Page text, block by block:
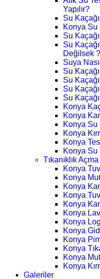
Yapılır?
Su
Konya Su
Su
Su
Değilsek ?
Suya
Su
Su
Su
Su
Konya
Konya
Konya Su
Konya
Konya
Konya Su
Tıkanıklık Açma
Konya
Konya
Konya
Konya
Konya
Konya
Konya
Konya
Konya
Konya
Konya
Konya
Galeriler